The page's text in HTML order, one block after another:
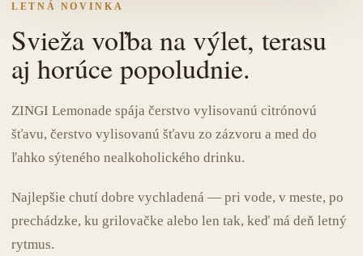
LETNÁ NOVINKA
Svieža voľba na výlet, terasu
aj horúce popoludnie.
ZINGI Lemonade spája čerstvo vylisovanú citrónovú
šťavu, čerstvo vylisovanú šťavu zo zázvoru a med do
ľahko sýteného nealkoholického drinku.
Najlepšie chutí dobre vychladená — pri vode, v meste, po
prechádzke, ku grilovačke alebo len tak, keď má deň letný
rytmus.